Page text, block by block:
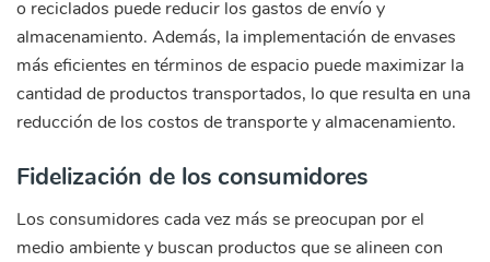
o reciclados puede reducir los gastos de envío y
almacenamiento. Además, la implementación de envases
más eficientes en términos de espacio puede maximizar la
cantidad de productos transportados, lo que resulta en una
reducción de los costos de transporte y almacenamiento.
Fidelización de los consumidores
Los consumidores cada vez más se preocupan por el
medio ambiente y buscan productos que se alineen con